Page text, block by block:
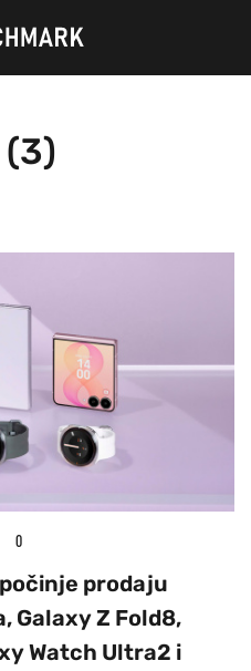
(3)
0
prodaju
Galaxy Z Fold8,
Watch Ultra2 i